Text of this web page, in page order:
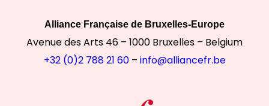
Alliance Française de Bruxelles-Europe
Avenue des Arts 46 – 1000 Bruxelles – Belgium
+32 (0)2 788 21 60– info@alliancefr.be